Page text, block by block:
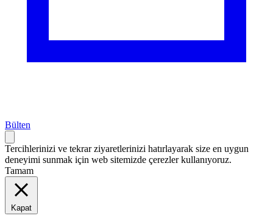
Bülten
Tercihlerinizi ve tekrar ziyaretlerinizi hatırlayarak size en uygun
deneyimi sunmak için web sitemizde çerezler kullanıyoruz.
Tamam
Kapat